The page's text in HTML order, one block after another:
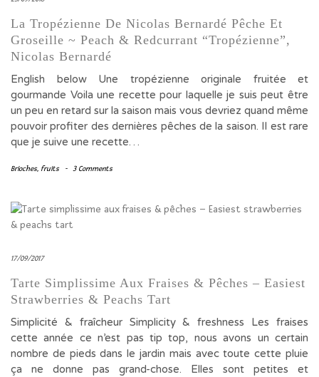
La Tropézienne De Nicolas Bernardé Pêche Et
Groseille ~ Peach & Redcurrant “Tropézienne”,
Nicolas Bernardé
English below Une tropézienne originale fruitée et
gourmande Voila une recette pour laquelle je suis peut être
un peu en retard sur la saison mais vous devriez quand même
pouvoir profiter des dernières pêches de la saison. Il est rare
que je suive une recette…
Brioches, fruits - 3 Comments
17/09/2017
Tarte Simplissime Aux Fraises & Pêches – Easiest
Strawberries & Peachs Tart
Simplicité & fraîcheur Simplicity & freshness Les fraises
cette année ce n’est pas tip top, nous avons un certain
nombre de pieds dans le jardin mais avec toute cette pluie
ça ne donne pas grand-chose. Elles sont petites et